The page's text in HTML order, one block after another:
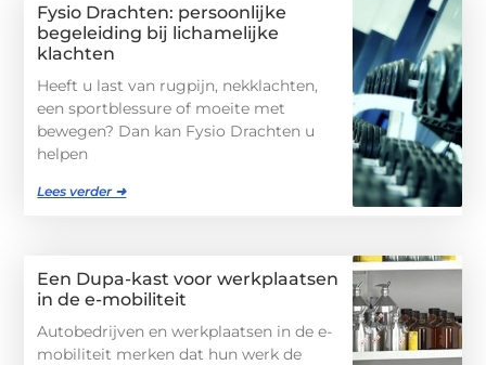
Fysio Drachten: persoonlijke
begeleiding bij lichamelijke
klachten
Heeft u last van rugpijn, nekklachten,
een sportblessure of moeite met
bewegen? Dan kan Fysio Drachten u
helpen
Lees verder ➜
Een Dupa-kast voor werkplaatsen
in de e-mobiliteit
Autobedrijven en werkplaatsen in de e-
mobiliteit merken dat hun werk de